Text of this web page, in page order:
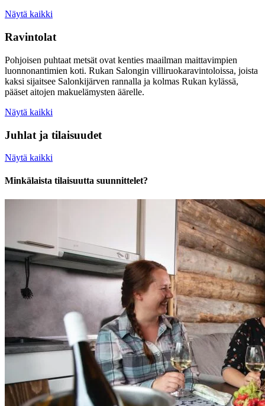
Näytä kaikki
Ravintolat
Pohjoisen puhtaat metsät ovat kenties maailman maittavimpien
luonnonantimien koti. Rukan Salongin villiruokaravintoloissa, joista
kaksi sijaitsee Salonkijärven rannalla ja kolmas Rukan kylässä,
pääset aitojen makuelämysten äärelle.
Näytä kaikki
Juhlat ja tilaisuudet
Näytä kaikki
Minkälaista tilaisuutta suunnittelet?